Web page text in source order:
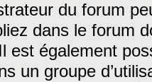
du forum
dans le forum
est également
un groupe